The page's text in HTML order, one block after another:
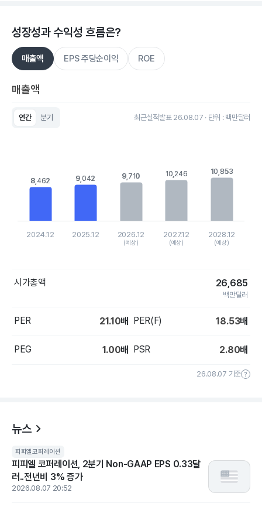
성장성과 수익성 흐름은?
매출액 EPS 주당순이익 ROE
매출액
연간 분기 최근실적발표 26.08.07 · 단위 : 백만달러
The chart has 1 Y axis displaying values. Data ranges from
8,462
8,462 9,042
9,042 9,710
9,710 10,246
10,246 10,853
10,853
2024.12 2025.12 2026.12
(예상)
2027.12
(예상)
2028.12
(예상)
시가총액 26,685
백만달러
PER 21.10배 PER(F) 18.53배
PEG 1.00배 PSR 2.80배
26.08.07 기준
뉴스
피피엘코퍼레이션
피피엘 코퍼레이션, 2분기 Non-GAAP EPS 0.33달
러..전년비 3% 증가
2026.08.07 20:52